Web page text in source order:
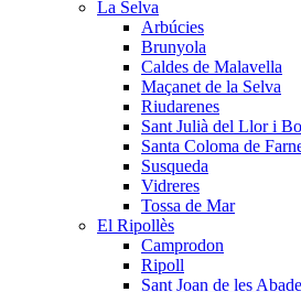
La Selva
Arbúcies
Brunyola
Caldes de Malavella
Maçanet de la Selva
Riudarenes
Sant Julià del Llor i
Santa Coloma de
Susqueda
Vidreres
Tossa de Mar
El Ripollès
Camprodon
Ripoll
Sant Joan de les